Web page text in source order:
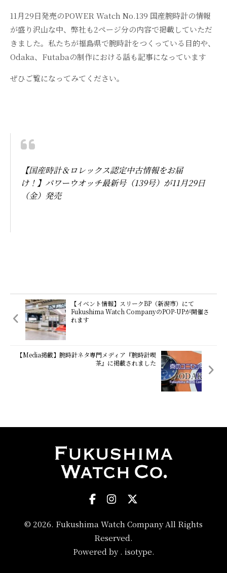
11月29日発売のPOWER Watch No.139 国産腕時計の情報
が盛り沢山な中、弊社も2ページ分の内容で掲載していただ
きました。私たちが福島県で腕時計をつくっている目的や、
Odaka、Futabaの制作における話も記事になっています
ぜひご覧になってみてください。
【国産時計＆ロレックス認定中古情報をお届
け！】パワーウオッチ最新号（139号）が11月29日
（金）発売
【イベント情報】スリークBP（新潟市）にて
Fukushima Watch CompanyのPOP-UPが開催さ
れます
【Media掲載】腕時計ネタ専門メディア『腕時計喫
茶』に掲載されました
© 2026. Fukushima Watch Company All Rights
Reserved.
Powered by . isotype.